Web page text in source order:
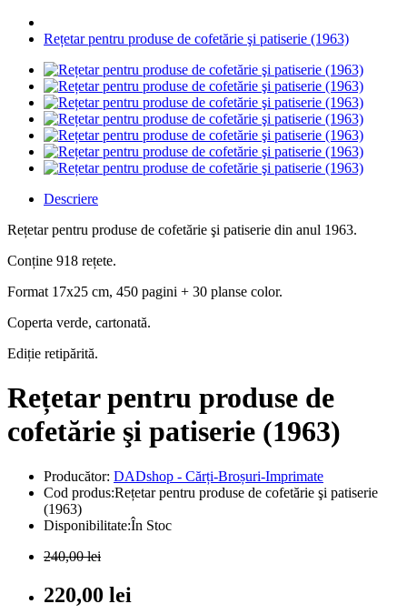
Rețetar pentru produse de cofetărie şi patiserie (1963)
Descriere
Rețetar pentru produse de cofetărie şi patiserie din anul 1963.
Conține 918 rețete.
Format 17x25 cm, 450 pagini + 30 planse color.
Coperta verde, cartonată.
Ediție retipărită.
Rețetar pentru produse de
cofetărie şi patiserie (1963)
Producător: DADshop - Cărți-Broșuri-Imprimate
Cod produs:Rețetar pentru produse de cofetărie şi patiserie
(1963)
Disponibilitate:În Stoc
240,00 lei
220,00 lei